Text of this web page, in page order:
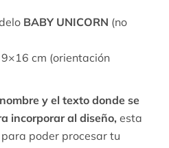
BABY UNICORN (no
9×16 cm (orientación
y el texto donde se
incorporar al diseño, esta
poder procesar tu